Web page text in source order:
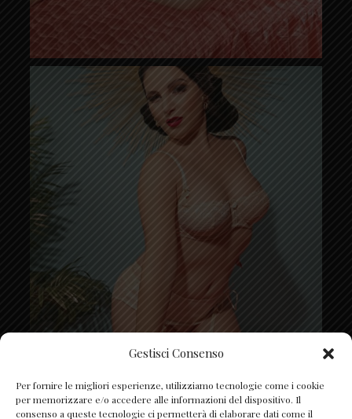
Gestisci Consenso
Per fornire le migliori esperienze, utilizziamo tecnologie come i cookie
per memorizzare e/o accedere alle informazioni del dispositivo. Il
consenso a queste tecnologie ci permetterà di elaborare dati come il
Segui su Instagram